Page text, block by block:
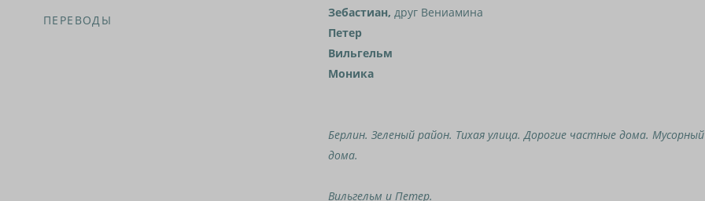
ПЕРЕВОДЫ
Зебастиан, друг Вениамина
Петер
Вильгельм
Моника
Берлин. Зеленый район. Тихая улица. Дорогие частные дома.
дома.
Вильгельм и Петер.